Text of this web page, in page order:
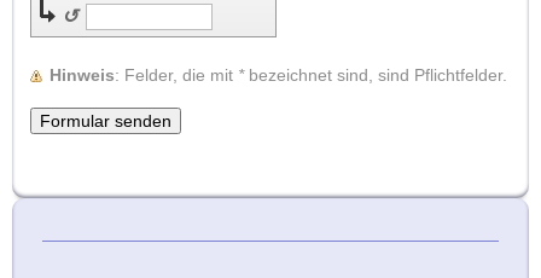
↺
Hinweis : Felder, die mit *bezeichnet sind, sind Pflichtfelder.